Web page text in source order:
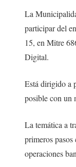
La
participar del
15, en Mitre
Digital.
Está dirigido a
posible con un
La temática a
primeros
operaciones